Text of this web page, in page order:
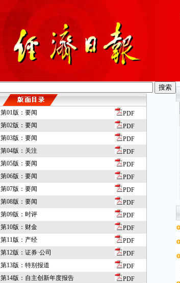
第01版：要闻
PDF
第02版：要闻
PDF
第03版：要闻
PDF
第04版：关注
PDF
第05版：要闻
PDF
第06版：要闻
PDF
第07版：要闻
PDF
第08版：要闻
PDF
第09版：时评
PDF
第10版：财金
PDF
第11版：产经
PDF
第12版：证券·公司
PDF
第13版：特别报道
PDF
第14版：自主创新年度报告
PDF